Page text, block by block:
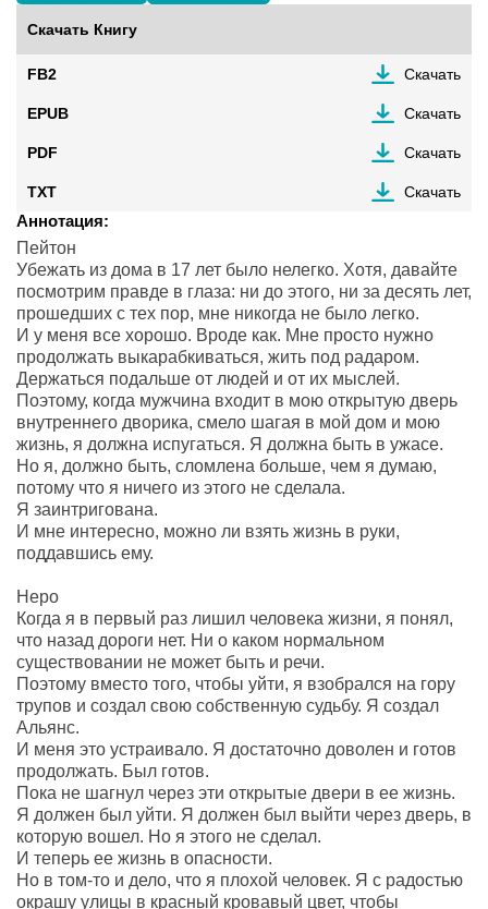
Скачать Книгу
FB2 Скачать
EPUB Скачать
PDF Скачать
TXT Скачать
Аннотация:
Пейтон
Убежать из дома в 17 лет было нелегко. Хотя, давайте
посмотрим правде в глаза: ни до этого, ни за десять лет,
прошедших с тех пор, мне никогда не было легко.
И у меня все хорошо. Вроде как. Мне просто нужно
продолжать выкарабкиваться, жить под радаром.
Держаться подальше от людей и от их мыслей.
Поэтому, когда мужчина входит в мою открытую дверь
внутреннего дворика, смело шагая в мой дом и мою
жизнь, я должна испугаться. Я должна быть в ужасе.
Но я, должно быть, сломлена больше, чем я думаю,
потому что я ничего из этого не сделала.
Я заинтригована.
И мне интересно, можно ли взять жизнь в руки,
поддавшись ему.
Неро
Когда я в первый раз лишил человека жизни, я понял,
что назад дороги нет. Ни о каком нормальном
существовании не может быть и речи.
Поэтому вместо того, чтобы уйти, я взобрался на гору
трупов и создал свою собственную судьбу. Я создал
Альянс.
И меня это устраивало. Я достаточно доволен и готов
продолжать. Был готов.
Пока не шагнул через эти открытые двери в ее жизнь.
Я должен был уйти. Я должен был выйти через дверь, в
которую вошел. Но я этого не сделал.
И теперь ее жизнь в опасности.
Но в том-то и дело, что я плохой человек. Я с радостью
окрашу улицы в красный кровавый цвет, чтобы